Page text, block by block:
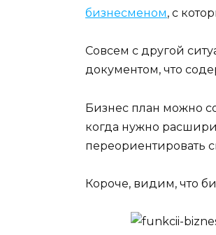
бизнесменом, с
Совсем с другой
документом, что
Бизнес план можно
когда нужно
переориентировать
Короче, видим, что